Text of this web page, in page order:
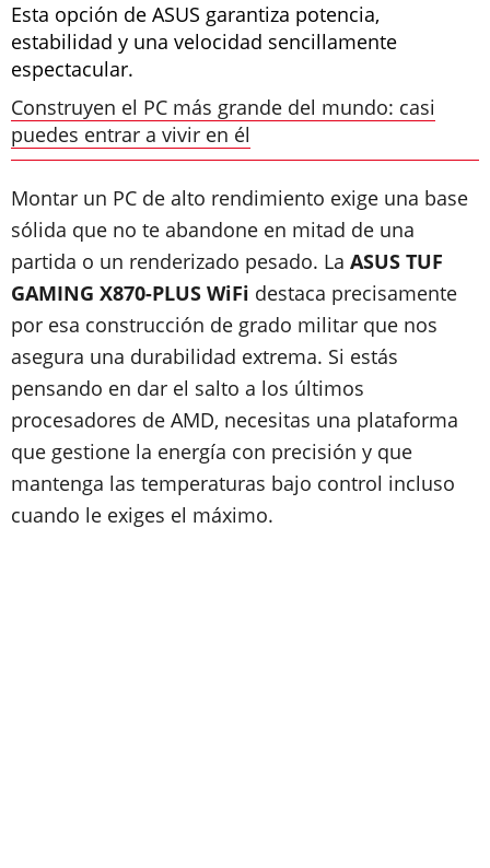
Esta opción de ASUS garantiza potencia,
estabilidad y una velocidad sencillamente
espectacular.
Construyen el PC más grande del mundo: casi
puedes entrar a vivir en él
Montar un PC de alto rendimiento exige una base
sólida que no te abandone en mitad de una
partida o un renderizado pesado. La ASUS TUF
GAMING X870-PLUS WiFi destaca precisamente
por esa construcción de grado militar que nos
asegura una durabilidad extrema. Si estás
pensando en dar el salto a los últimos
procesadores de AMD, necesitas una plataforma
que gestione la energía con precisión y que
mantenga las temperaturas bajo control incluso
cuando le exiges el máximo.